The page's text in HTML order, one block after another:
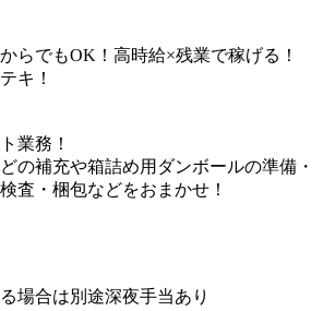
らでもOK！高時給×残業で稼げる！
キ！
業務！
の補充や箱詰め用ダンボールの準備・
査・梱包などをおまかせ！
場合は別途深夜手当あり